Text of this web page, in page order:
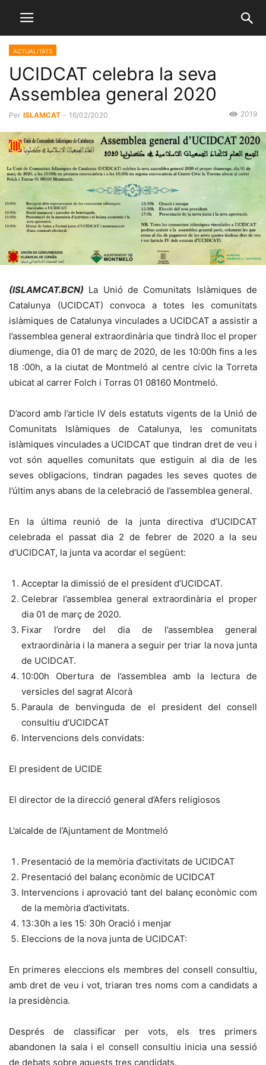
ACTUALITATS
UCIDCAT celebra la seva
Assemblea general 2020
Per ISLAMCAT - 16/02/2020 2019
(ISLAMCAT.BCN) La Unió de Comunitats Islàmiques de
Catalunya (UCIDCAT) convoca a totes les comunitats
islàmiques de Catalunya vinculades a UCIDCAT a assistir a
l’assemblea general extraordinària que tindrà lloc el proper
diumenge, dia 01 de març de 2020, de les 10:00h fins a les
18 :00h, a la ciutat de Montmeló al centre cívic la Torreta
ubicat al carrer Folch i Torras 01 08160 Montmeló.
D’acord amb l’article IV dels estatuts vigents de la Unió de
Comunitats Islàmiques de Catalunya, les comunitats
islàmiques vinculades a UCIDCAT que tindran dret de veu i
vot són aquelles comunitats que estiguin al dia de les
seves obligacions, tindran pagades les seves quotes de
l’últim anys abans de la celebració de l’assemblea general.
En la última reunió de la junta directiva d’UCIDCAT
celebrada el passat dia 2 de febrer de 2020 a la seu
d’UCIDCAT, la junta va acordar el següent:
Acceptar la dimissió de el president d’UCIDCAT.
Celebrar l’assemblea general extraordinària el proper
dia 01 de març de 2020.
Fixar l’ordre del dia de l’assemblea general
extraordinària i la manera a seguir per triar la nova junta
de UCIDCAT.
10:00h Obertura de l’assemblea amb la lectura de
versicles del sagrat Alcorà
Paraula de benvinguda de el president del consell
consultiu d’UCIDCAT
Intervencions dels convidats:
El president de UCIDE
El director de la direcció general d’Afers religiosos
L’alcalde de l’Ajuntament de Montmeló
Presentació de la memòria d’activitats de UCIDCAT
Presentació del balanç econòmic de UCIDCAT
Intervencions i aprovació tant del balanç econòmic com
de la memòria d’activitats.
13:30h a les 15: 30h Oració i menjar
Eleccions de la nova junta de UCIDCAT:
En primeres eleccions els membres del consell consultiu,
amb dret de veu i vot, triaran tres noms com a candidats a
la presidència.
Després de classificar per vots, els tres primers
abandonen la sala i el consell consultiu inicia una sessió
de debats sobre aquests tres candidats.